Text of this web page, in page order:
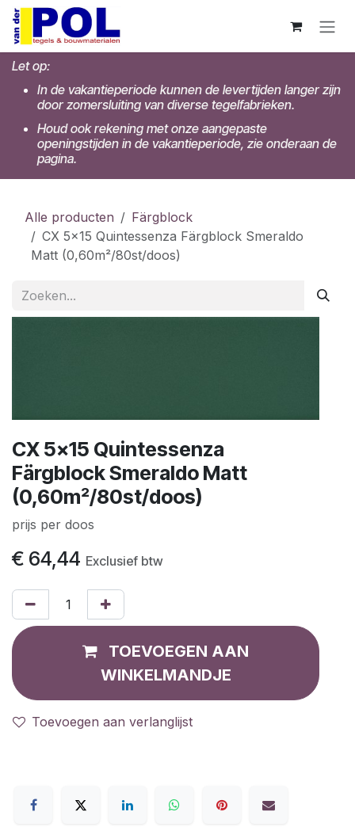
Overslaan naar inhoud
Let op:
In de vakantieperiode kunnen de levertijden langer zijn
door zomersluiting van diverse tegelfabrieken.
Houd ook rekening met onze aangepaste
openingstijden in de vakantieperiode, zie onderaan de
pagina.
Alle producten
Färgblock
CX 5x15 Quintessenza Färgblock Smeraldo
Matt (0,60m²/80st/doos)
CX 5x15 Quintessenza
Färgblock Smeraldo Matt
(0,60m²/80st/doos)
prijs per doos
€ 64,44 Exclusief btw
TOEVOEGEN AAN
WINKELMANDJE
Toevoegen aan verlanglijst